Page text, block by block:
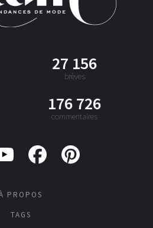
27 156
brèves
176 726
commentaires
PROPOS
TAGS